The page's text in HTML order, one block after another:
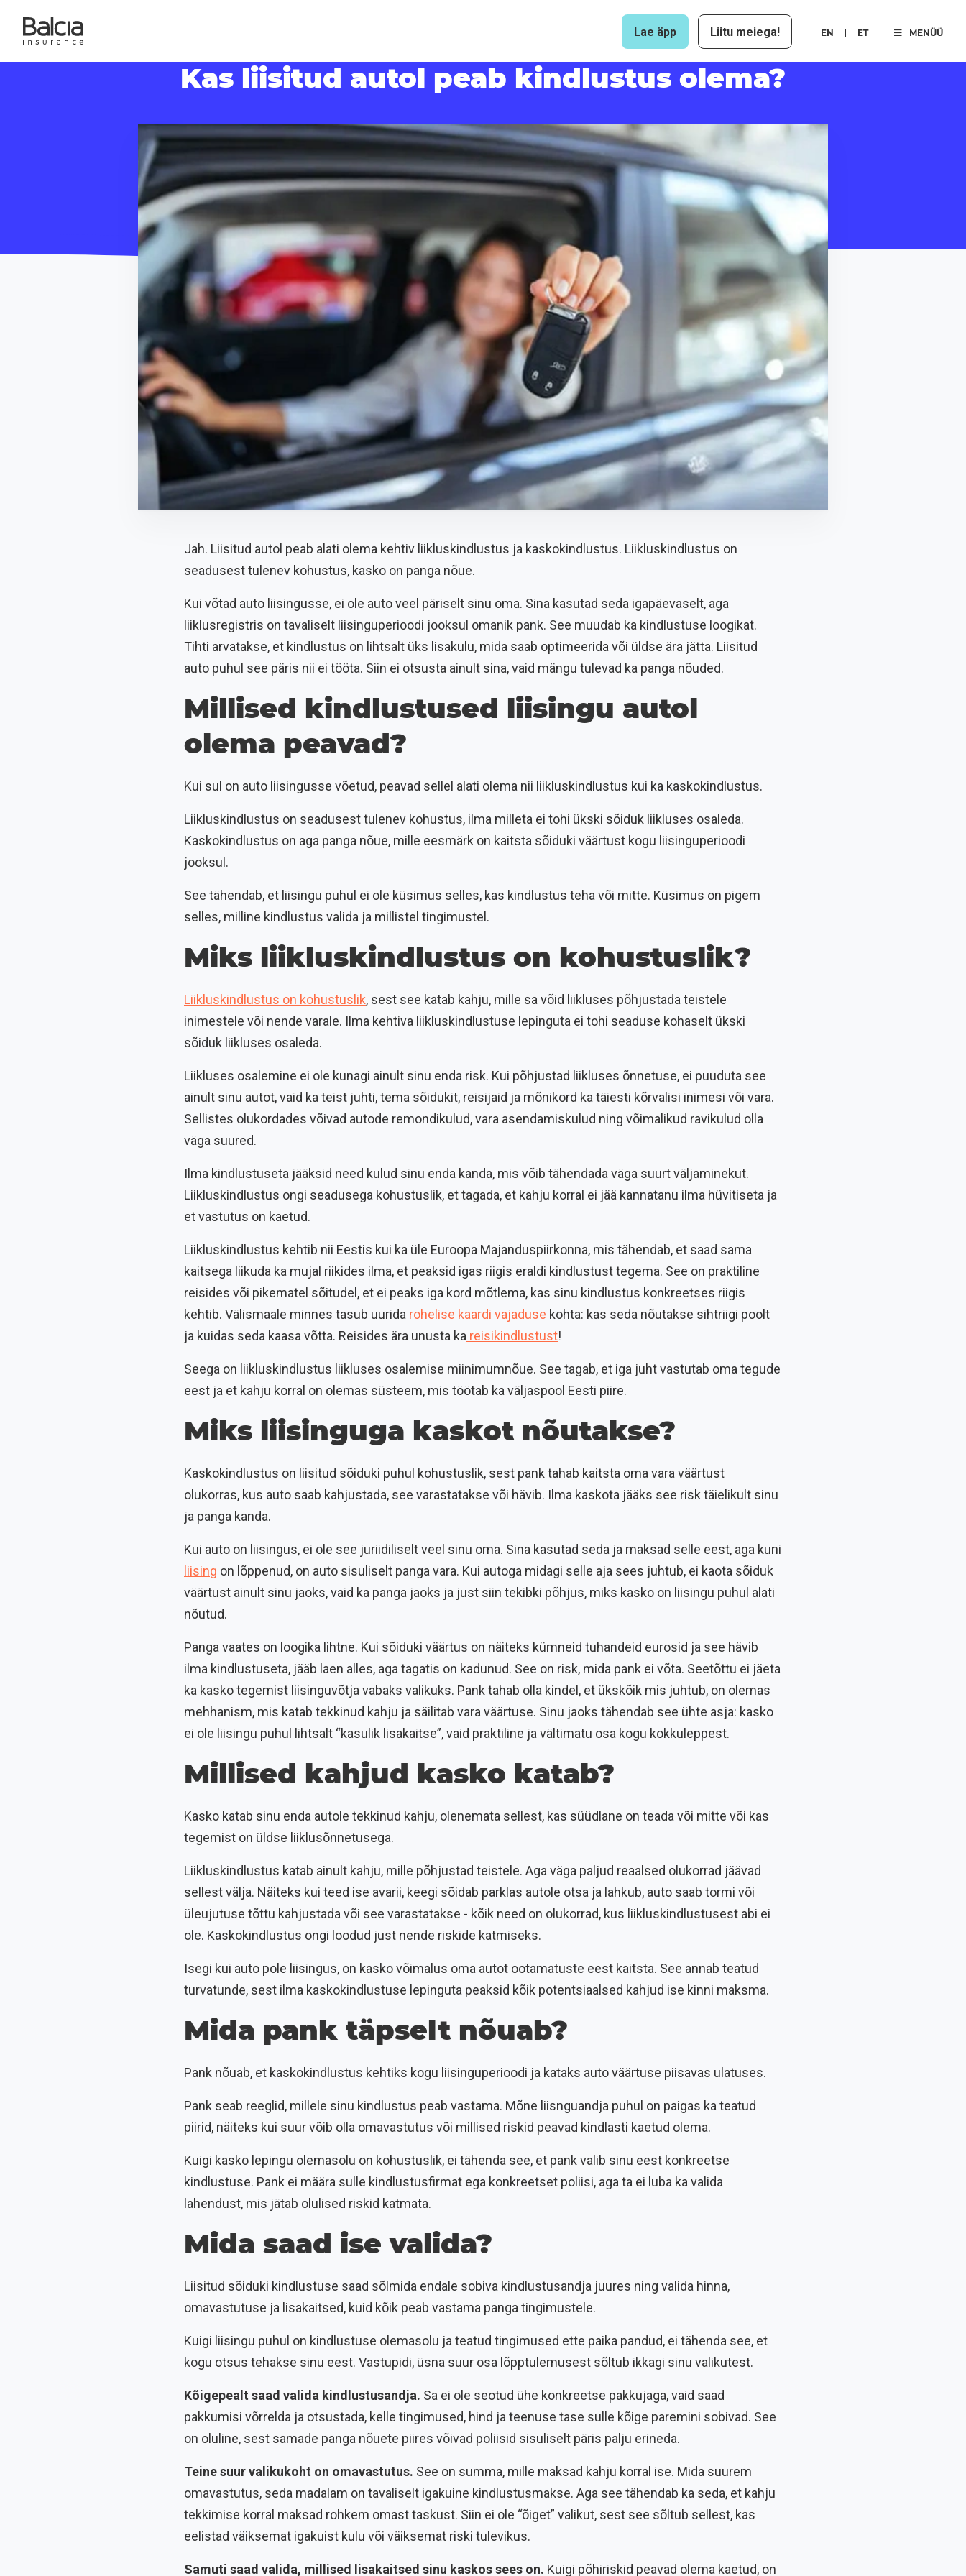
Lae äpp Liitu meiega! EN ET MENÜÜ
Kas liisitud autol peab kindlustus olema?
Jah. Liisitud autol peab alati olema kehtiv liikluskindlustus ja kaskokindlustus. Liikluskindlustus on
seadusest tulenev kohustus, kasko on panga nõue.
Kui võtad auto liisingusse, ei ole auto veel päriselt sinu oma. Sina kasutad seda igapäevaselt, aga
liiklusregistris on tavaliselt liisinguperioodi jooksul omanik pank. See muudab ka kindlustuse loogikat.
Tihti arvatakse, et kindlustus on lihtsalt üks lisakulu, mida saab optimeerida või üldse ära jätta. Liisitud
auto puhul see päris nii ei tööta. Siin ei otsusta ainult sina, vaid mängu tulevad ka panga nõuded.
Millised kindlustused liisingu autol
olema peavad?
Kui sul on auto liisingusse võetud, peavad sellel alati olema nii liikluskindlustus kui ka kaskokindlustus.
Liikluskindlustus on seadusest tulenev kohustus, ilma milleta ei tohi ükski sõiduk liikluses osaleda.
Kaskokindlustus on aga panga nõue, mille eesmärk on kaitsta sõiduki väärtust kogu liisinguperioodi
jooksul.
See tähendab, et liisingu puhul ei ole küsimus selles, kas kindlustus teha või mitte. Küsimus on pigem
selles, milline kindlustus valida ja millistel tingimustel.
Miks liikluskindlustus on kohustuslik?
Liikluskindlustus on kohustuslik, sest see katab kahju, mille sa võid liikluses põhjustada teistele
inimestele või nende varale. Ilma kehtiva liikluskindlustuse lepinguta ei tohi seaduse kohaselt ükski
sõiduk liikluses osaleda.
Liikluses osalemine ei ole kunagi ainult sinu enda risk. Kui põhjustad liikluses õnnetuse, ei puuduta see
ainult sinu autot, vaid ka teist juhti, tema sõidukit, reisijaid ja mõnikord ka täiesti kõrvalisi inimesi või vara.
Sellistes olukordades võivad autode remondikulud, vara asendamiskulud ning võimalikud ravikulud olla
väga suured.
Ilma kindlustuseta jääksid need kulud sinu enda kanda, mis võib tähendada väga suurt väljaminekut.
Liikluskindlustus ongi seadusega kohustuslik, et tagada, et kahju korral ei jää kannatanu ilma hüvitiseta ja
et vastutus on kaetud.
Liikluskindlustus kehtib nii Eestis kui ka üle Euroopa Majanduspiirkonna, mis tähendab, et saad sama
kaitsega liikuda ka mujal riikides ilma, et peaksid igas riigis eraldi kindlustust tegema. See on praktiline
reisides või pikematel sõitudel, et ei peaks iga kord mõtlema, kas sinu kindlustus konkreetses riigis
kehtib. Välismaale minnes tasub uurida rohelise kaardi vajaduse kohta: kas seda nõutakse sihtriigi poolt
ja kuidas seda kaasa võtta. Reisides ära unusta ka reisikindlustust!
Seega on liikluskindlustus liikluses osalemise miinimumnõue. See tagab, et iga juht vastutab oma tegude
eest ja et kahju korral on olemas süsteem, mis töötab ka väljaspool Eesti piire.
Miks liisinguga kaskot nõutakse?
Kaskokindlustus on liisitud sõiduki puhul kohustuslik, sest pank tahab kaitsta oma vara väärtust
olukorras, kus auto saab kahjustada, see varastatakse või hävib. Ilma kaskota jääks see risk täielikult sinu
ja panga kanda.
Kui auto on liisingus, ei ole see juriidiliselt veel sinu oma. Sina kasutad seda ja maksad selle eest, aga kuni
liising on lõppenud, on auto sisuliselt panga vara. Kui autoga midagi selle aja sees juhtub, ei kaota sõiduk
väärtust ainult sinu jaoks, vaid ka panga jaoks ja just siin tekibki põhjus, miks kasko on liisingu puhul alati
nõutud.
Panga vaates on loogika lihtne. Kui sõiduki väärtus on näiteks kümneid tuhandeid eurosid ja see hävib
ilma kindlustuseta, jääb laen alles, aga tagatis on kadunud. See on risk, mida pank ei võta. Seetõttu ei jäeta
ka kasko tegemist liisinguvõtja vabaks valikuks. Pank tahab olla kindel, et ükskõik mis juhtub, on olemas
mehhanism, mis katab tekkinud kahju ja säilitab vara väärtuse. Sinu jaoks tähendab see ühte asja: kasko
ei ole liisingu puhul lihtsalt “kasulik lisakaitse”, vaid praktiline ja vältimatu osa kogu kokkuleppest.
Millised kahjud kasko katab?
Kasko katab sinu enda autole tekkinud kahju, olenemata sellest, kas süüdlane on teada või mitte või kas
tegemist on üldse liiklusõnnetusega.
Liikluskindlustus katab ainult kahju, mille põhjustad teistele. Aga väga paljud reaalsed olukorrad jäävad
sellest välja. Näiteks kui teed ise avarii, keegi sõidab parklas autole otsa ja lahkub, auto saab tormi või
üleujutuse tõttu kahjustada või see varastatakse - kõik need on olukorrad, kus liikluskindlustusest abi ei
ole. Kaskokindlustus ongi loodud just nende riskide katmiseks.
Isegi kui auto pole liisingus, on kasko võimalus oma autot ootamatuste eest kaitsta. See annab teatud
turvatunde, sest ilma kaskokindlustuse lepinguta peaksid kõik potentsiaalsed kahjud ise kinni maksma.
Mida pank täpselt nõuab?
Pank nõuab, et kaskokindlustus kehtiks kogu liisinguperioodi ja kataks auto väärtuse piisavas ulatuses.
Pank seab reeglid, millele sinu kindlustus peab vastama. Mõne liisnguandja puhul on paigas ka teatud
piirid, näiteks kui suur võib olla omavastutus või millised riskid peavad kindlasti kaetud olema.
Kuigi kasko lepingu olemasolu on kohustuslik, ei tähenda see, et pank valib sinu eest konkreetse
kindlustuse. Pank ei määra sulle kindlustusfirmat ega konkreetset poliisi, aga ta ei luba ka valida
lahendust, mis jätab olulised riskid katmata.
Mida saad ise valida?
Liisitud sõiduki kindlustuse saad sõlmida endale sobiva kindlustusandja juures ning valida hinna,
omavastutuse ja lisakaitsed, kuid kõik peab vastama panga tingimustele.
Kuigi liisingu puhul on kindlustuse olemasolu ja teatud tingimused ette paika pandud, ei tähenda see, et
kogu otsus tehakse sinu eest. Vastupidi, üsna suur osa lõpptulemusest sõltub ikkagi sinu valikutest.
Kõigepealt saad valida kindlustusandja. Sa ei ole seotud ühe konkreetse pakkujaga, vaid saad
pakkumisi võrrelda ja otsustada, kelle tingimused, hind ja teenuse tase sulle kõige paremini sobivad. See
on oluline, sest samade panga nõuete piires võivad poliisid sisuliselt päris palju erineda.
Teine suur valikukoht on omavastutus. See on summa, mille maksad kahju korral ise. Mida suurem
omavastutus, seda madalam on tavaliselt igakuine kindlustusmakse. Aga see tähendab ka seda, et kahju
tekkimise korral maksad rohkem omast taskust. Siin ei ole “õiget” valikut, sest see sõltub sellest, kas
eelistad väiksemat igakuist kulu või väiksemat riski tulevikus.
Samuti saad valida, millised lisakaitsed sinu kaskos sees on. Kuigi põhiriskid peavad olema kaetud, on